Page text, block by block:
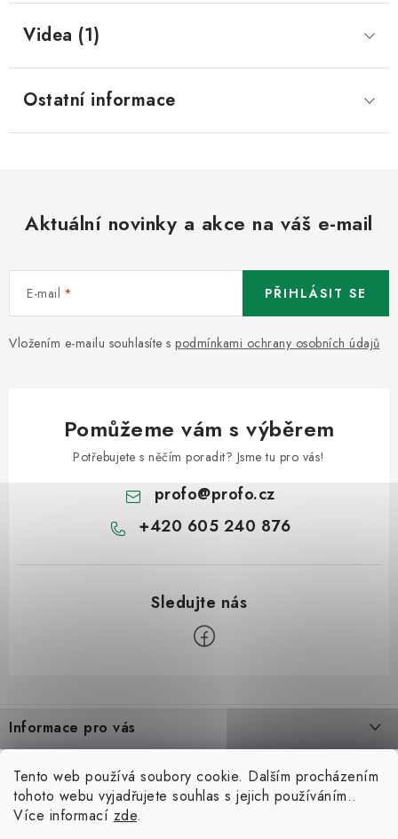
Tento web používá soubory cookie. Dalším procházením
tohoto webu vyjadřujete souhlas s jejich používáním..
Více informací zde.
Videa (1)
Ostatní informace
Aktuální novinky a akce na váš e-mail
E-mail
Vložením e-mailu souhlasíte s podmínkami ochrany osobních údajů
PŘIHLÁSIT SE
Pomůžeme vám s výběrem
Potřebujete s něčím poradit? Jsme tu pro vás!
profo@profo.cz
+420 605 240 876
p
a
Informace pro vás
O nás
Možná hledáte
Zvedáky
Blog